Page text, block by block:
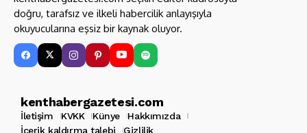
doğru, tarafsız ve ilkeli habercilik anlayışıyla
okuyucularına eşsiz bir kaynak oluyor.
kenthabergazetesi.com
İletişim KVKK Künye
Hakkımızda
İçerik kaldırma talebi
Gizlilik